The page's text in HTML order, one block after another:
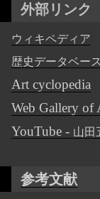
外部リンク
ウィキペディア
歴史データベース
Art cyclopedia
Web Gallery of
YouTube - 山田
参考文献